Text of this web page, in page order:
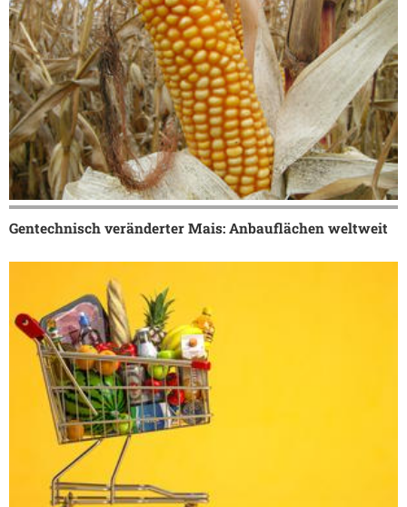
Gentechnisch veränderter Mais: Anbauflächen weltweit